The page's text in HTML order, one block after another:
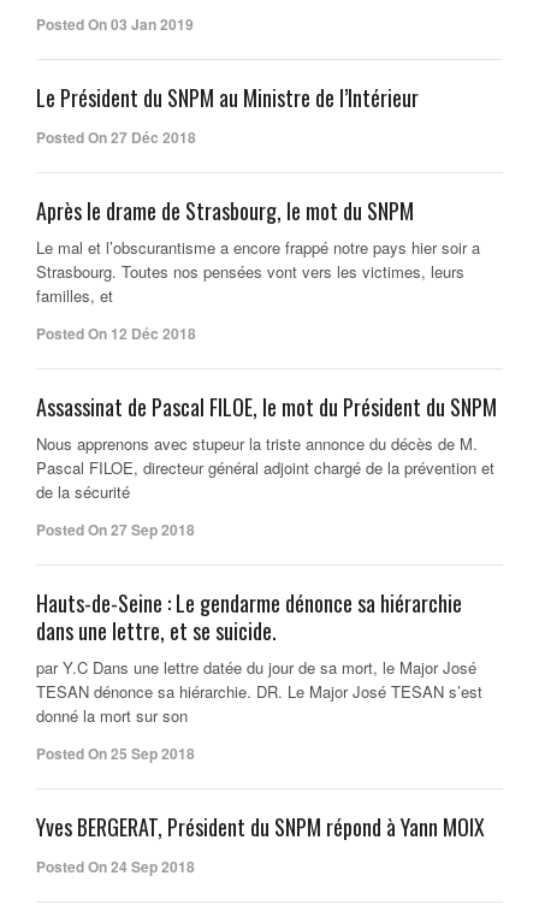
Posted On 03 Jan 2019
Le Président du SNPM au Ministre de l’Intérieur
Posted On 27 Déc 2018
Après le drame de Strasbourg, le mot du SNPM
Le mal et l’obscurantisme a encore frappé notre pays hier soir a
Strasbourg. Toutes nos pensées vont vers les victimes, leurs
familles, et
Posted On 12 Déc 2018
Assassinat de Pascal FILOE, le mot du Président du SNPM
Nous apprenons avec stupeur la triste annonce du décès de M.
Pascal FILOE, directeur général adjoint chargé de la prévention et
de la sécurité
Posted On 27 Sep 2018
Hauts-de-Seine : Le gendarme dénonce sa hiérarchie
dans une lettre, et se suicide.
par Y.C Dans une lettre datée du jour de sa mort, le Major José
TESAN dénonce sa hiérarchie. DR. Le Major José TESAN s’est
donné la mort sur son
Posted On 25 Sep 2018
Yves BERGERAT, Président du SNPM répond à Yann MOIX
Posted On 24 Sep 2018